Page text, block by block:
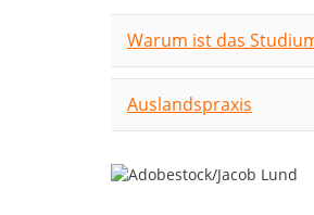
Warum ist das
Auslandspraxis